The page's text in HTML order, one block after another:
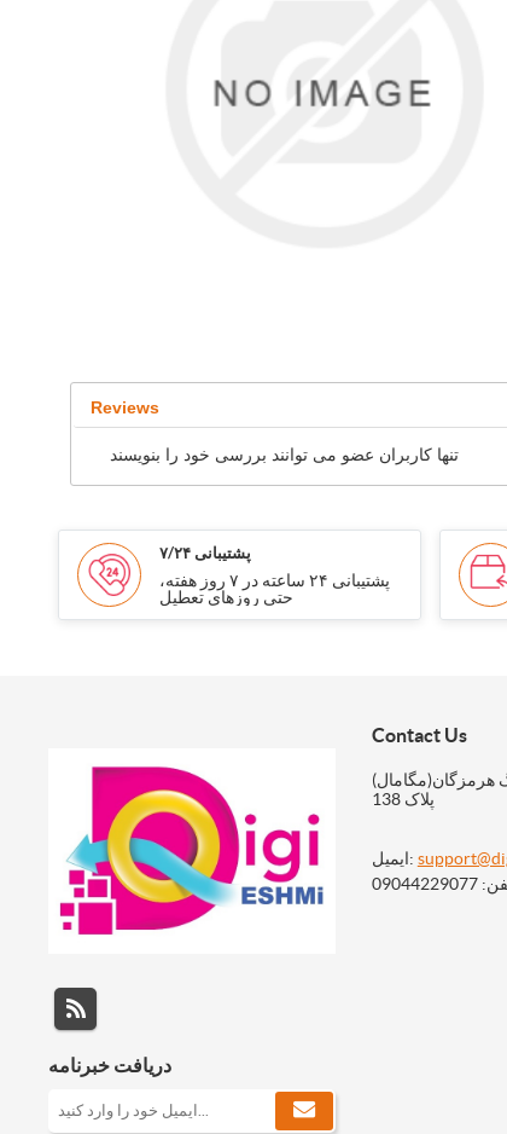
Reviews
تنها کاربران عضو می توانند بررسی خود را بنویسند
پشتیبانی ۷/۲۴
پشتیبانی ۲۴ ساعته در ۷ روز هفته،
حتی روزهای تعطیل
دریافت خبرنامه
Contact Us
هرمزگان(مگامال)
پلاک 138
ایمیل: